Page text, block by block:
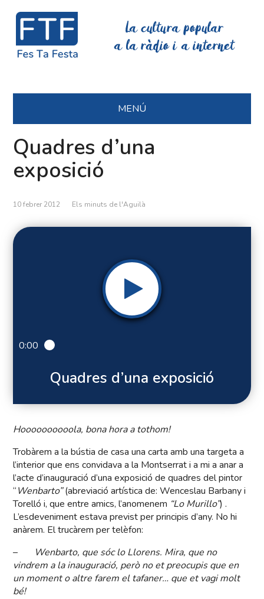
La cultura popular
a la ràdio i a internet
MENÚ
Quadres d’una
exposició
10 febrer 2012 Els minuts de l'Aguilà
0:00
Quadres d’una exposició
Hoooooooooola, bona hora a tothom!
Trobàrem a la bústia de casa una carta amb una targeta a
l’interior que ens convidava a la Montserrat i a mi a anar a
l’acte d’inauguració d’una exposició de quadres del pintor
“Wenbarto”(abreviació artística de: Wenceslau Barbany i
Torelló i, que entre amics, l’anomenem “Lo Murillo”) .
L’esdeveniment estava previst per principis d’any. No hi
anàrem. El trucàrem per telèfon:
–
Wenbarto, que sóc lo Llorens. Mira, que no
vindrem a la inauguració, però no et preocupis que en
un moment o altre farem el tafaner… que et vagi molt
bé!